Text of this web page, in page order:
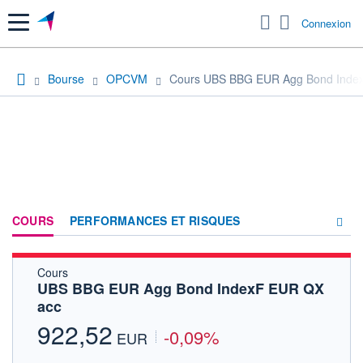
Menu Connexion
Bourse OPCVM Cours UBS BBG EUR Agg Bond
COURS PERFORMANCES ET RISQUES
FORUM
Cours
UBS BBG EUR Agg Bond IndexF EUR QX
acc
922,52 EUR -0,09%